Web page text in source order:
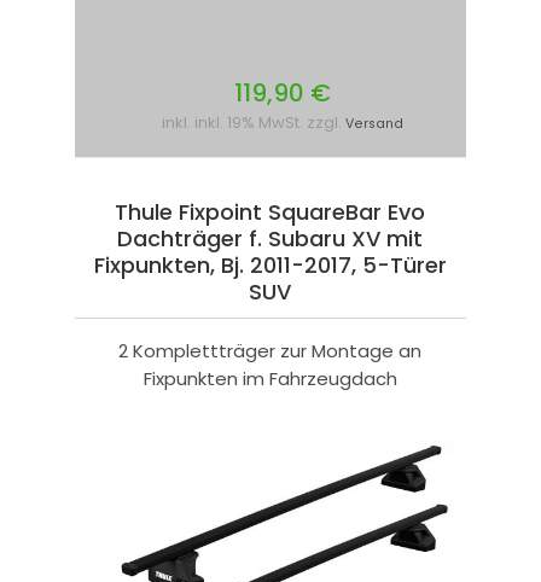
119,90 €
inkl. inkl. 19% MwSt. zzgl. Versand
Thule Fixpoint SquareBar Evo
Dachträger f. Subaru XV mit
Fixpunkten, Bj. 2011-2017, 5-Türer
SUV
2 Komplettträger zur Montage an
Fixpunkten im Fahrzeugdach